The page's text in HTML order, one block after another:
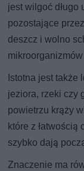
jest wilgoć długo
pozostające
deszcz i wolno
Istotna jest także
jeziora, rzeki czy
powietrzu krąży
które z
szybko dają
Znaczenie ma